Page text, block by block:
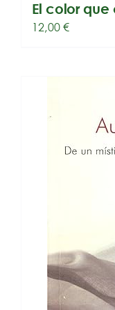
El color
12,00€